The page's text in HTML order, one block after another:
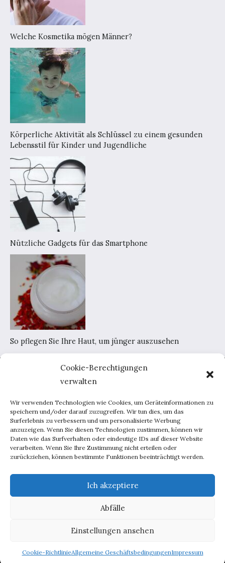
Cookie-Berechtigungen
verwalten
Wir verwenden Technologien wie Cookies, um Geräteinformationen zu
speichern und/oder darauf zuzugreifen. Wir tun dies, um das
Surferlebnis zu verbessern und um personalisierte Werbung
anzuzeigen. Wenn Sie diesen Technologien zustimmen, können wir
Daten wie das Surfverhalten oder eindeutige IDs auf dieser Website
verarbeiten. Wenn Sie Ihre Zustimmung nicht erteilen oder
zurückziehen, können bestimmte Funktionen beeinträchtigt werden.
Ich akzeptiere
Abfälle
Einstellungen ansehen
Cookie-RichtlinieAllgemeine GeschäftsbedingungenImpressum
Welche Kosmetika mögen Männer?
Körperliche Aktivität als Schlüssel zu einem gesunden
Lebensstil für Kinder und Jugendliche
Nützliche Gadgets für das Smartphone
So pflegen Sie Ihre Haut, um jünger auszusehen
Home
Portal-Werbung
Kontakt
Haus und Garten
Beratung
Inspirationen
Männchen
Copyright © 2026 deutscherstil.de